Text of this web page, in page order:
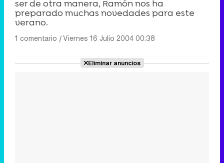
ser de otra manera, Ramón nos ha
preparado muchas novedades para este
verano.
1 comentario |Viernes 16 Julio 2004 00:38
Eliminar anuncios